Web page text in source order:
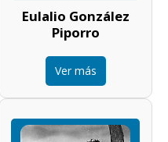
Eulalio González
Piporro
Ver más